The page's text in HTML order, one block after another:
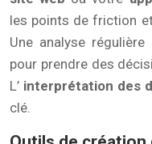
les points de friction
Une analyse
pour prendre des
L’ interprétation des
clé.